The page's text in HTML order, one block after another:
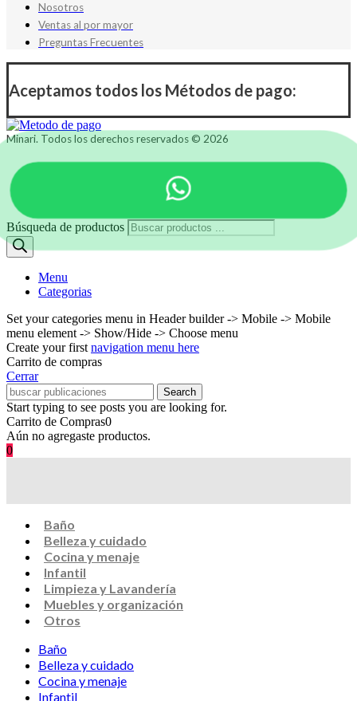
Nosotros
Ventas al por mayor
Preguntas Frecuentes
Aceptamos todos los Métodos de pago:
Minari. Todos los derechos reservados © 2026
Búsqueda de productos
Menu
Categorias
Set your categories menu in Header builder -> Mobile -> Mobile
menu element -> Show/Hide -> Choose menu
Create your firstnavigation menu here
Carrito de compras
Cerrar
Search
Start typing to see posts you are looking for.
Carrito de Compras0
Aún no agregaste productos.
0
Baño
Belleza y cuidado
Cocina y menaje
Infantil
Limpieza y Lavandería
Muebles y organización
Otros
Baño
Belleza y cuidado
Cocina y menaje
Infantil